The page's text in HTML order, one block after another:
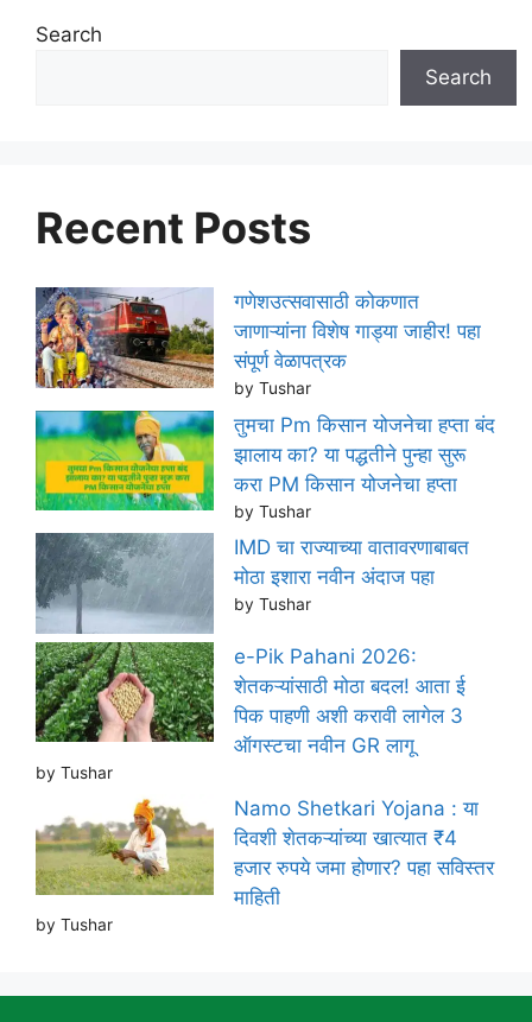
Search
Search
Recent Posts
गणेशउत्सवासाठी कोकणात
जाणाऱ्यांना विशेष गाड्या जाहीर! पहा
संपूर्ण वेळापत्रक
by Tushar
तुमचा Pm किसान योजनेचा हप्ता बंद
झालाय का? या पद्धतीने पुन्हा सुरू
करा PM किसान योजनेचा हप्ता
by Tushar
IMD चा राज्याच्या वातावरणाबाबत
मोठा इशारा नवीन अंदाज पहा
by Tushar
e-Pik Pahani 2026:
शेतकऱ्यांसाठी मोठा बदल! आता ई
पिक पाहणी अशी करावी लागेल 3
ऑगस्टचा नवीन GR लागू
by Tushar
Namo Shetkari Yojana : या
दिवशी शेतकऱ्यांच्या खात्यात ₹4
हजार रुपये जमा होणार? पहा सविस्तर
माहिती
by Tushar